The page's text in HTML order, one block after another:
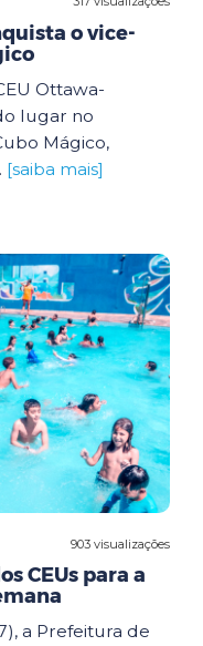
o vice-
Ottawa-
lugar no
Mágico,
[saiba mais]
903 visualizações
CEUs para a
a Prefeitura de